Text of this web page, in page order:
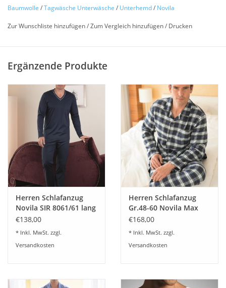
3-er Set (Preis für jeweils 3 Stück)
Hochwertiges T-Shirt, feines Unterhemd 1/2 Arm aus der
produziert. Perfekt verarbeitet gibt dieser feine Interlock
außergewöhnlich weich und angenehm und hat einen
besonders schönen seidigen Griff. Spüren Sie das
kompfortable und natürliche Gefühl auf der Haut.
Größen 4-14Farbe weiß
100% Baumwolle
Baumwolle /Tagwäsche Unterwäsche / Unterhemd/ Novila
Zur Wunschliste hinzufügen/Zum Vergleich hinzufügen/ Drucken
Ergänzende Produkte
Herren Schlafanzug
Novila SIR 8061/61 lang
1/1
€138,00
* Inkl. MwSt. zzgl.
Versandkosten
Herren Schlafanzug
Gr.48-60 Novila Max
8040/24.104
€168,00
* Inkl. MwSt. zzgl.
Versandkosten